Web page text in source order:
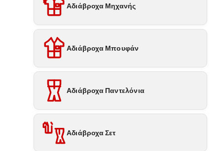
Αδιάβροχα Μηχανής
Αδιάβροχα Μπουφάν
Αδιάβροχα Παντελόνια
Αδιάβροχα Σετ